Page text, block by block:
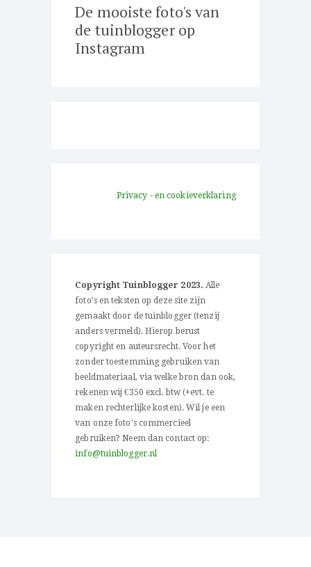
De mooiste foto's van
de tuinblogger op
Instagram
Privacy - en cookieverklaring
Copyright Tuinblogger 2023. Alle
foto's en teksten op deze site zijn
gemaakt door de tuinblogger (tenzij
anders vermeld). Hierop berust
copyright en auteursrecht. Voor het
zonder toestemming gebruiken van
beeldmateriaal, via welke bron dan ook,
rekenen wij €350 excl. btw (+evt. te
maken rechterlijke kosten). Wil je een
van onze foto's commercieel
gebruiken? Neem dan contact op:
info@tuinblogger.nl